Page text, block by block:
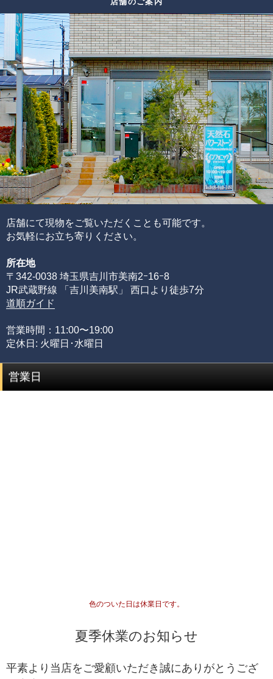
店舗にて現物をご覧いただくことも可能です。
お気軽にお立ち寄りください。
所在地
〒342-0038 埼玉県吉川市美南2ｰ16ｰ8
JR武蔵野線 「吉川美南駅」 西口より徒歩7分
道順ガイド
営業時間：11:00〜19:00
定休日: 火曜日･水曜日
営業日
色のついた日は休業日です。
夏季休業のお知らせ
平素より当店をご愛顧いただき誠にありがとうござ